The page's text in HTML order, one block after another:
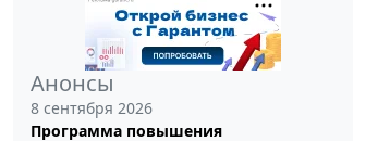
Анонсы
8 сентября 2026
Программа повышения